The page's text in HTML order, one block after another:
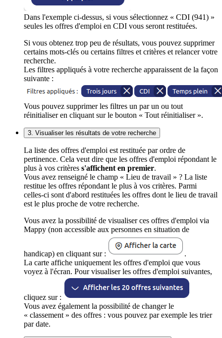
Dans l'exemple ci-dessus, si vous sélectionnez « CDI (941) »
seules les offres d'emploi en CDI vous seront restituées.
Si vous obtenez trop peu de résultats, vous pouvez supprimer
certains mots-clés ou certains filtres et critères et relancer votre
recherche.
Les filtres appliqués à votre recherche apparaissent de la façon
suivante :
Vous pouvez supprimer les filtres un par un ou tout
réinitialiser en cliquant sur le bouton « Tout réinitialiser ».
3. Visualiser les résultats de votre recherche
La liste des offres d'emploi est restituée par ordre de
pertinence. Cela veut dire que les offres d'emploi répondant le
plus à vos critères s'affichent en premier.
Vous avez renseigné le champ « Lieu de travail » ? La liste
restitue les offres répondant le plus à vos critères. Parmi
celles-ci sont d'abord restituées les offres dont le lieu de travail
est le plus proche de votre recherche.
Vous avez la possibilité de visualiser ces offres d'emploi via
Mappy (non accessible aux personnes en situation de
handicap) en cliquant sur :
.
La carte affiche uniquement les offres d'emploi que vous
voyez à l'écran. Pour visualiser les offres d'emploi suivantes,
cliquez sur :
Vous avez également la possibilité de changer le
« classement » des offres : vous pouvez par exemple les trier
par date.